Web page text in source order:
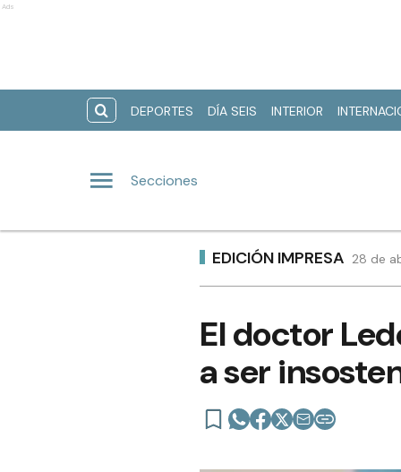
Ads
DEPORTES DÍA SEIS INTERIOR
Secciones
EDICIÓN IMPRESA 28 de
El doctor
a ser